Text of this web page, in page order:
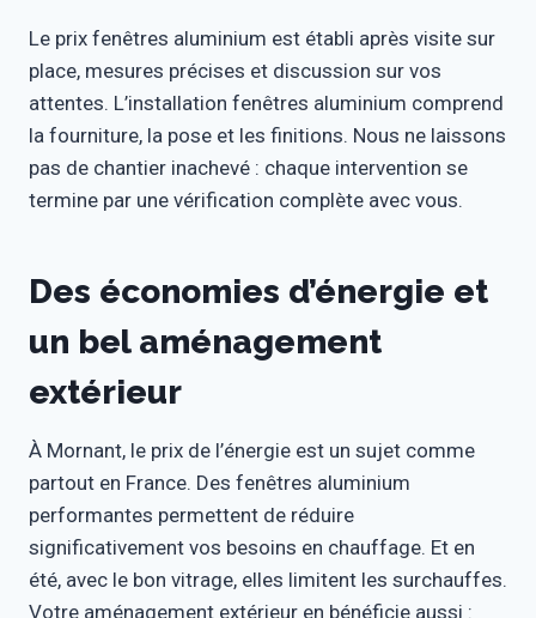
Le prix fenêtres aluminium est établi après visite sur
place, mesures précises et discussion sur vos
attentes. L’installation fenêtres aluminium comprend
la fourniture, la pose et les finitions. Nous ne laissons
pas de chantier inachevé : chaque intervention se
termine par une vérification complète avec vous.
Des économies d’énergie et
un bel aménagement
extérieur
À Mornant, le prix de l’énergie est un sujet comme
partout en France. Des fenêtres aluminium
performantes permettent de réduire
significativement vos besoins en chauffage. Et en
été, avec le bon vitrage, elles limitent les surchauffes.
Votre aménagement extérieur en bénéficie aussi :